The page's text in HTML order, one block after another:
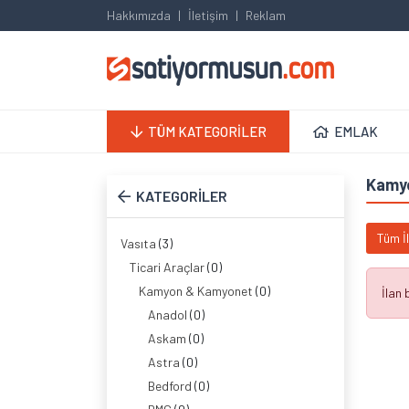
Hakkımızda İletişim Reklam
TÜM KATEGORİLER EMLAK
KATEGORİLER
Vasıta (3)
Ticari Araçlar(0)
Kamyon & Kamyonet (0)
Anadol (0)
Askam (0)
Astra (0)
Bedford (0)
Tüm
İlan